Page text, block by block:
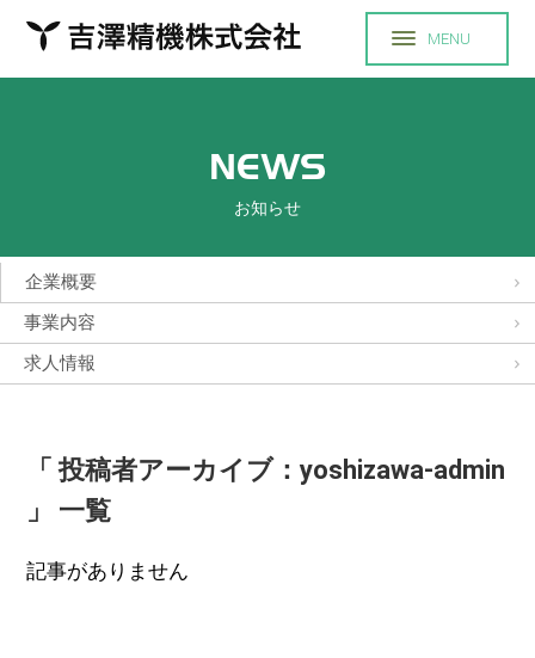
NEWS
お知らせ
企業概要
事業内容
求人情報
「 投稿者アーカイブ：yoshizawa-admin
」 一覧
記事がありません